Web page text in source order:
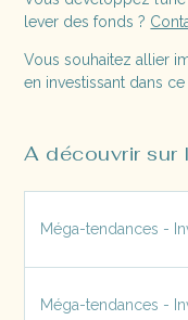
lever des fonds ?
Vous souhaitez allier
en investissant dans
A découvrir sur
Méga-tendances -
Méga-tendances -